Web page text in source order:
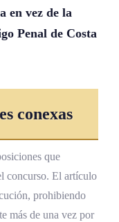
en vez de la
Penal de Costa
conexas
que
concurso. El artículo
prohibiendo
más de una vez por